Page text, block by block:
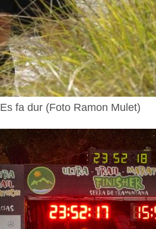
Es fa dur (Foto Ramon Mulet)